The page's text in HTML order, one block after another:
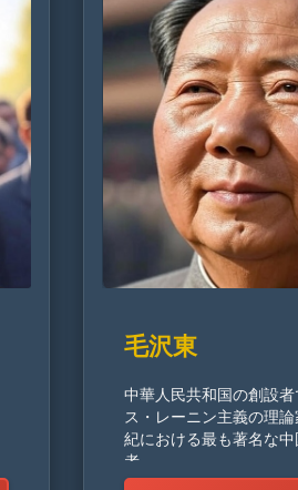
毛沢東
中華人民共和国の創設
ス・レーニン主義の理
紀における最も著名な
者。